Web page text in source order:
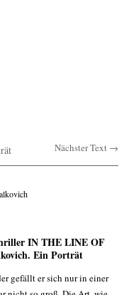
Nächster Text →
IN THE LINE OF
Ein Porträt
gefällt er sich nur in einer